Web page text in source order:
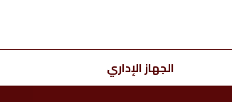
الجهاز الإداري